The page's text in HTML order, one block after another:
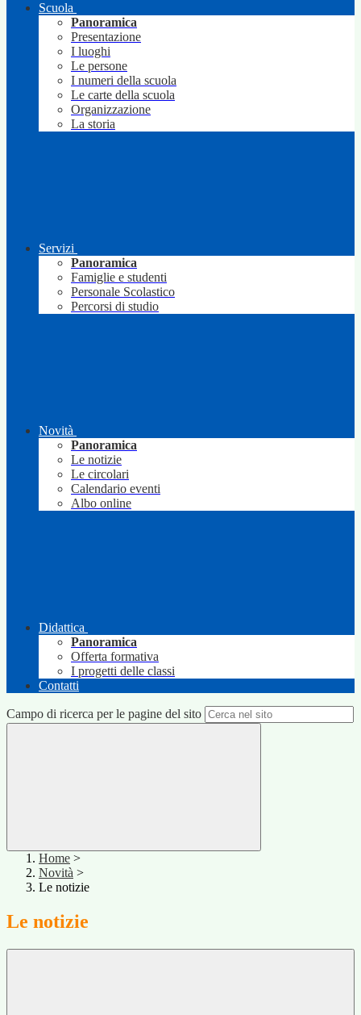
Scuola
Panoramica
Presentazione
I luoghi
Le persone
I numeri della scuola
Le carte della scuola
Organizzazione
La storia
Servizi
Panoramica
Famiglie e studenti
Personale Scolastico
Percorsi di studio
Novità
Panoramica
Le notizie
Le circolari
Calendario eventi
Albo online
Didattica
Panoramica
Offerta formativa
I progetti delle classi
Contatti
Campo di ricerca per le pagine del sito
Home >
Novità >
Le notizie
Le notizie